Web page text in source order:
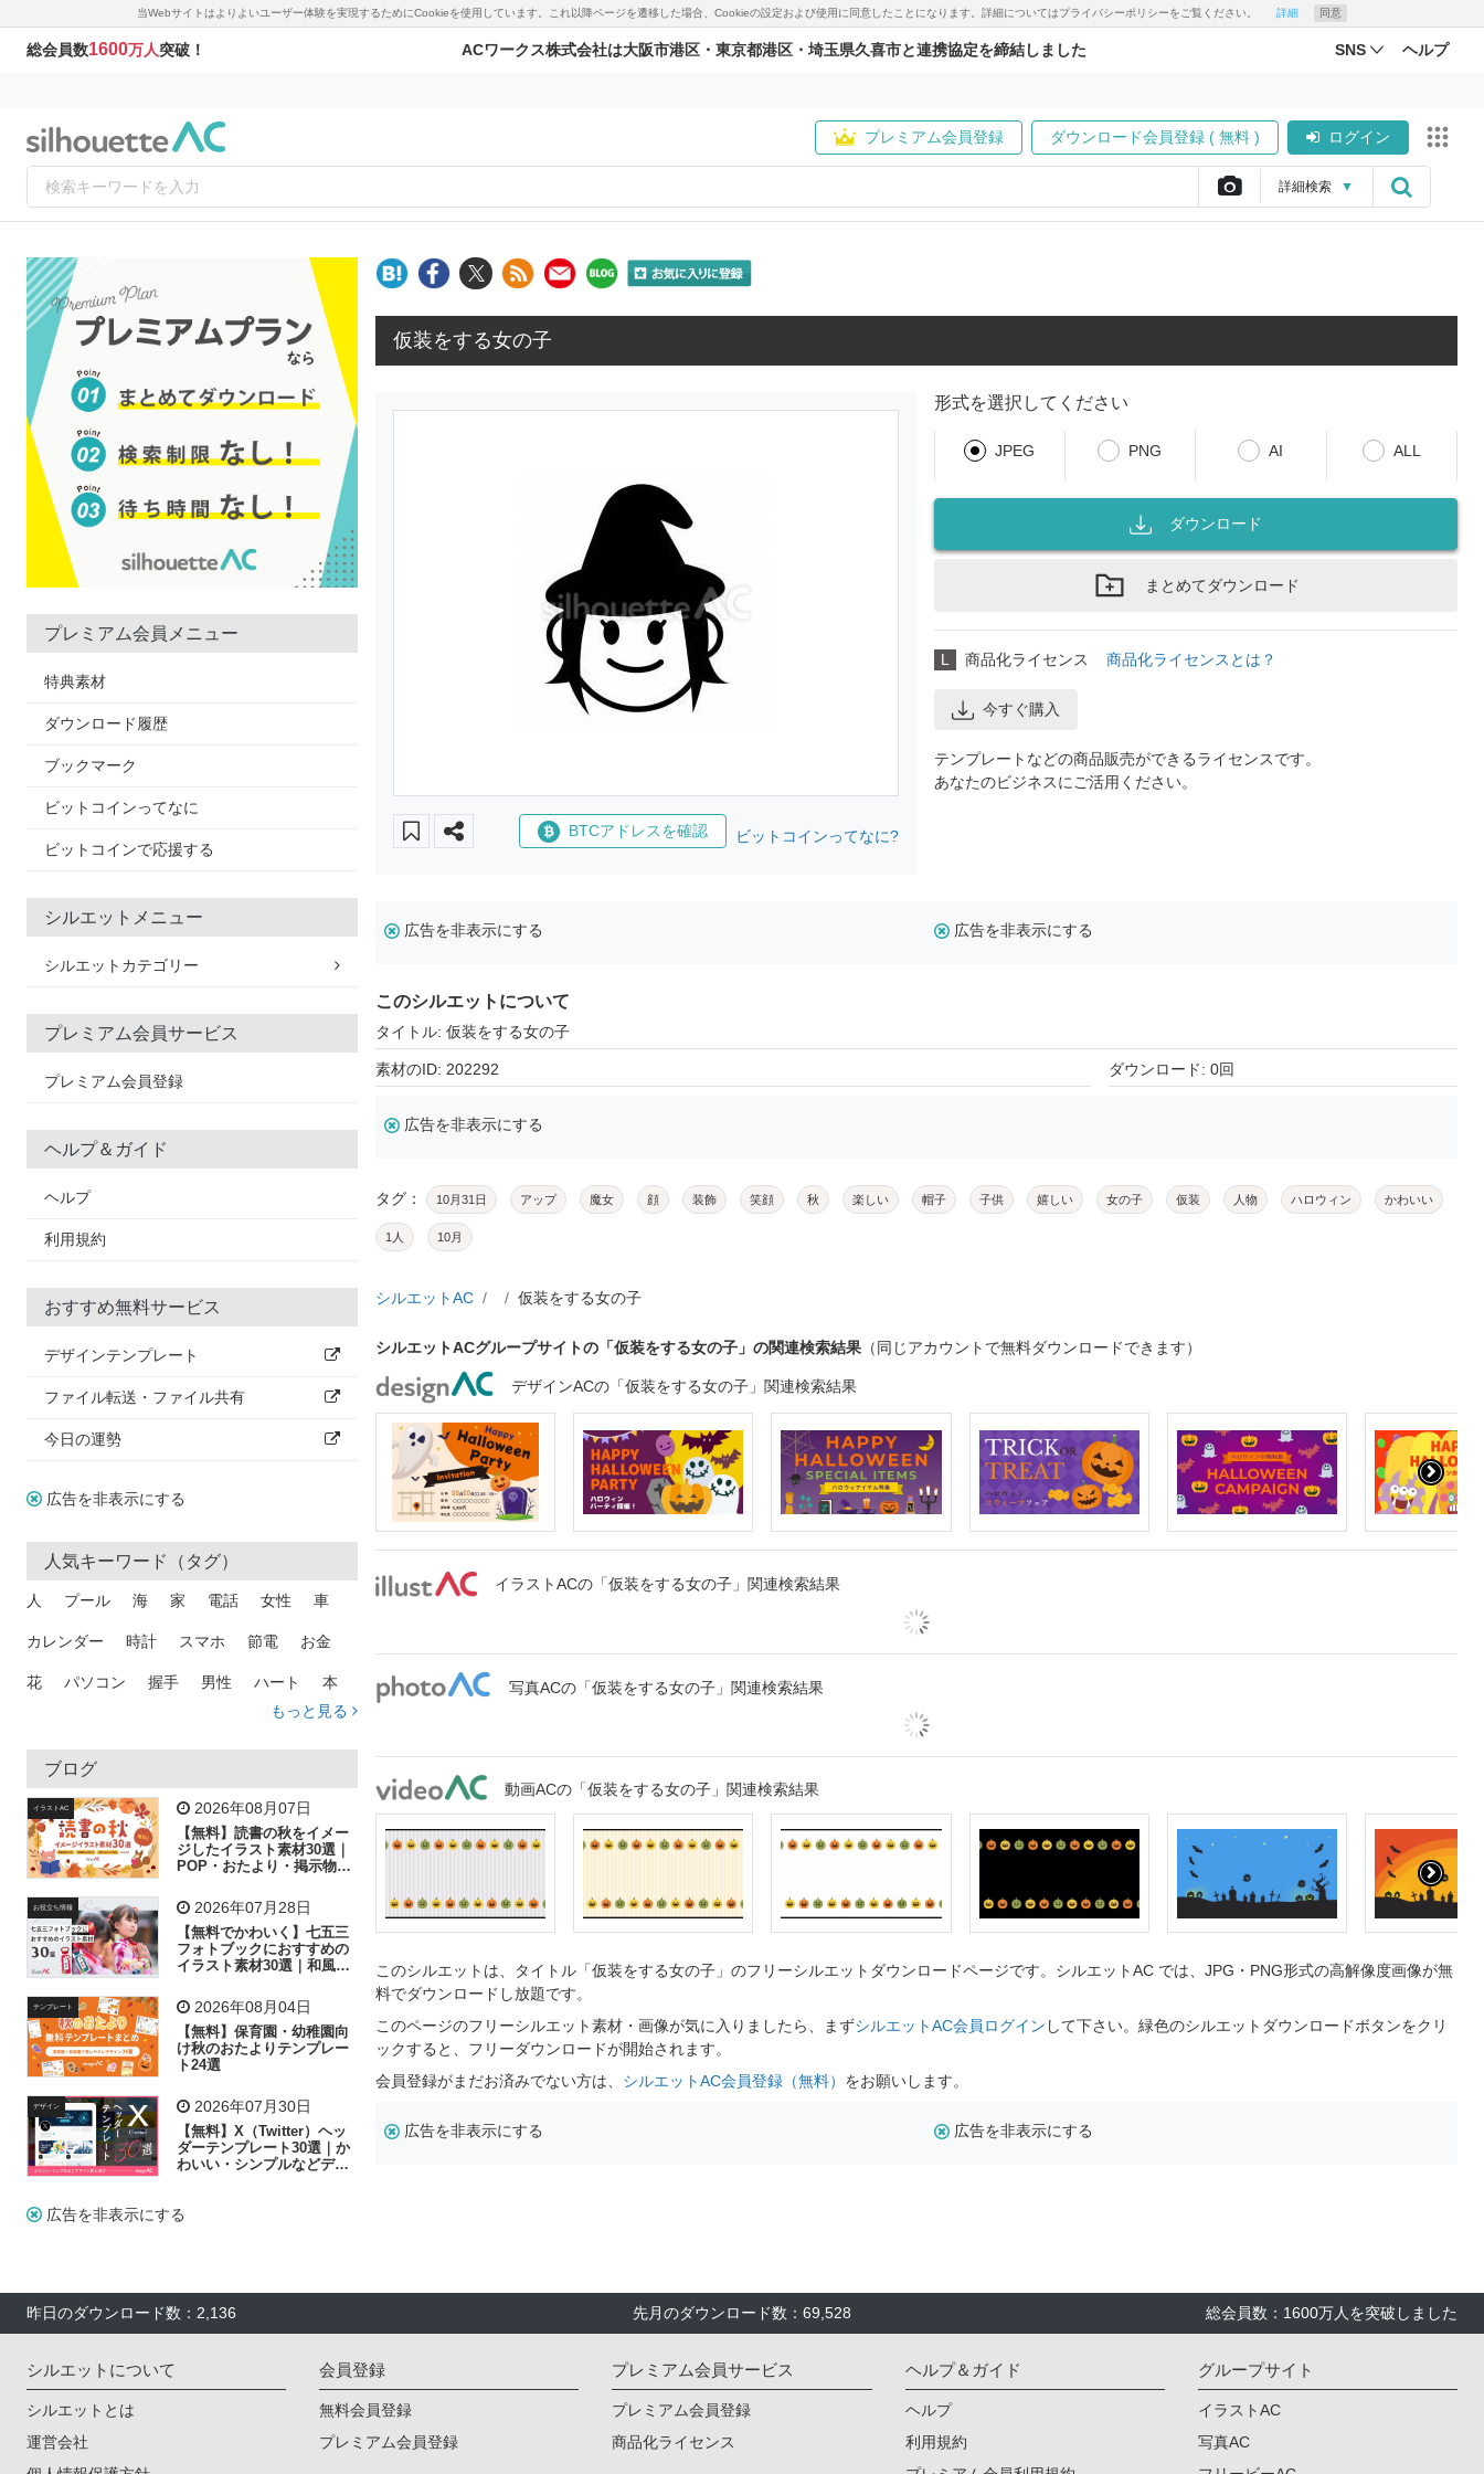
当Webサイトはよりよいユーザー体験を実現するためにCookieを使用しています。これ以降ページを遷移した場合、Cookieの設定および使用に同意したことになります。詳細についてはプライバシーポリシーをご覧ください。 詳細 同意
総会員数1600万人突破！ ACワークス株式会社は大阪市港区・東京都港区・埼玉県久喜市と連携協定を締結しました SNS ヘルプ
プレミアム会員登録 ダウンロード会員登録 ( 無料 ) ログイン
詳細検索 ▼
プレミアム会員メニュー
特典素材
ダウンロード履歴
ブックマーク
ビットコインってなに
ビットコインで応援する
シルエットメニュー
シルエットカテゴリー
プレミアム会員サービス
プレミアム会員登録
ヘルプ＆ガイド
ヘルプ
利用規約
おすすめ無料サービス
デザインテンプレート
ファイル転送・ファイル共有
今日の運勢
広告を非表示にする
人気キーワード（タグ）
人 プール 海 家 電話 女性 車
カレンダー 時計 スマホ 節電 お金
花 パソコン 握手 男性 ハート 本
トラック 木
吹き出し
飛行機 グラフ ビル 魚 家族 書類
歩く 工場 会社 太陽 キラキラ
子供 作業員 葉 相談 ピクトグラム
もっと見る
ブログ
イラストAC 2026年08月07日
【無料】読書の秋をイメー
ジしたイラスト素材30選｜
POP・おたより・掲示物に
お役立ち情報 2026年07月28日
【無料でかわいく】七五三
フォトブックにおすすめの
イラスト素材30選｜和風の
テンプレート 2026年08月04日
【無料】保育園・幼稚園向
け秋のおたよりテンプレー
ト24選
デザイン 2026年07月30日
【無料】X（Twitter）ヘッ
ダーテンプレート30選｜か
わいい・シンプルなどデザ
広告を非表示にする
仮装をする女の子
BTCアドレスを確認 ビットコインってなに?
形式を選択してください
JPEG PNG AI ALL
ダウンロード
まとめてダウンロード
L 商品化ライセンス 商品化ライセンスとは？
今すぐ購入
テンプレートなどの商品販売ができるライセンスです。
あなたのビジネスにご活用ください。
広告を非表示にする 広告を非表示にする
このシルエットについて
タイトル: 仮装をする女の子
素材のID: 202292 ダウンロード: 0回
広告を非表示にする
タグ： 10月31日 アップ 魔女 顔 装飾 笑顔 秋 楽しい 帽子 子供 嬉しい 女の子 仮装 人物 ハロウィン かわいい
1人 10月
シルエットAC 仮装をする女の子
シルエットACグループサイトの「仮装をする女の子」の関連検索結果 （同じアカウントで無料ダウンロードできます）
デザインACの「仮装をする女の子」関連検索結果
イラストACの「仮装をする女の子」関連検索結果
写真ACの「仮装をする女の子」関連検索結果
動画ACの「仮装をする女の子」関連検索結果
このシルエットは、タイトル「仮装をする女の子」のフリーシルエットダウンロードページです。シルエットAC では、JPG・PNG形式の高解像度画像が無
料でダウンロードし放題です。
このページのフリーシルエット素材・画像が気に入りましたら、まずシルエットAC会員ログイン して下さい。緑色のシルエットダウンロードボタンをクリ
ックすると、フリーダウンロードが開始されます。
会員登録がまだお済みでない方は、 シルエットAC会員登録（無料） をお願いします。
広告を非表示にする 広告を非表示にする
昨日のダウンロード数：2,136 先月のダウンロード数：69,528 総会員数：1600万人を突破しました
シルエットについて
シルエットとは
運営会社
会員登録
無料会員登録
プレミアム会員登録
プレミアム会員サービス
プレミアム会員登録
商品化ライセンス
ヘルプ＆ガイド
ヘルプ
利用規約
グループサイト
イラストAC
写真AC